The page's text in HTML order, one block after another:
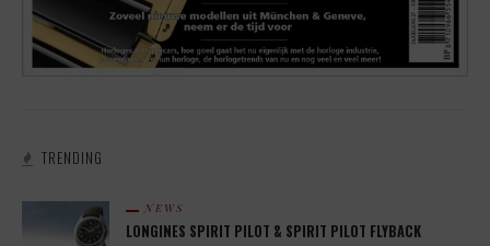
TRENDING
NEWS
LONGINES SPIRIT PILOT & SPIRIT PILOT FLYBACK